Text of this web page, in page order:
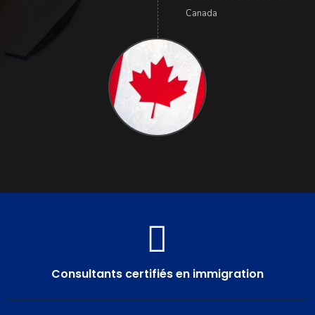
Canada
Consultants certifiés en immigration